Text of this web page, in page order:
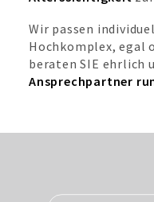
Wir passen
Hochkomplex, egal
beraten SIE ehrlich
Ansprechpartner